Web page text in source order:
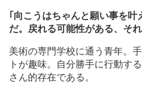
｢向こうはちゃんと願い事を
だ。戻れる可能性がある、そ
美術の専門学校に通う青年。
トが趣味。自分勝手に行動す
さん的存在である。